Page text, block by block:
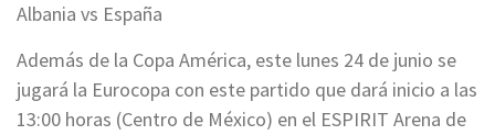
Albania vs España
Además de la Copa América, este lunes 24 de junio se
jugará la Eurocopa con este partido que dará inicio a las
13:00 horas (Centro de México) en el ESPIRIT Arena de